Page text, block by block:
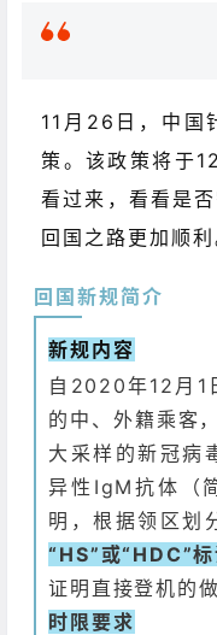
11月26日，中国
策。该政策将于
看过来，看看是
回国之路更加顺利
回国新规简介
新规内容
自2020年12月1
的中、外籍乘客
大采样的新冠病
异性IgM抗体（
明，根据领区划
“HS”或“HDC”
证明直接登机的
时限要求